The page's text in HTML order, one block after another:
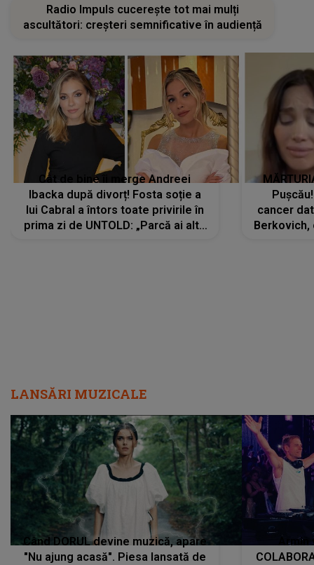
Radio Impuls cucerește tot mai mulți
ascultători: creșteri semnificative în audiență
Cât de bine îi merge Andreei
Ibacka după divorț! Fosta soție a
lui Cabral a întors toate privirile în
prima zi de UNTOLD: „Parcă ai altă
cancer
Berkovich,
LANSĂRI MUZICALE
Când DORUL devine muzică, apare
"Nu ajung acasă". Piesa lansată de